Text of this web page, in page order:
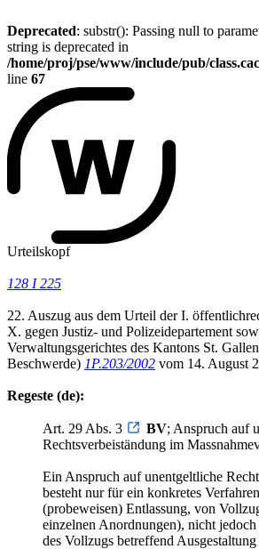
Deprecated: substr(): Passing null to
string is deprecated in
/home/proj/pse/www/include/pub/
line 67
Urteilskopf
128 I 225
22. Auszug aus dem Urteil der I.
X. gegen Justiz- und Polizeidepartement
Verwaltungsgerichtes des Kantons St.
Beschwerde) 1P.203/2002 vom 14. August
Regeste (de):
Art. 29 Abs. 3 BV; Anspruch auf
Rechtsverbeiständung im
Ein Anspruch auf unentgeltliche
besteht nur für ein konkretes
(probeweisen) Entlassung, von
einzelnen Anordnungen), nicht
des Vollzugs betreffend